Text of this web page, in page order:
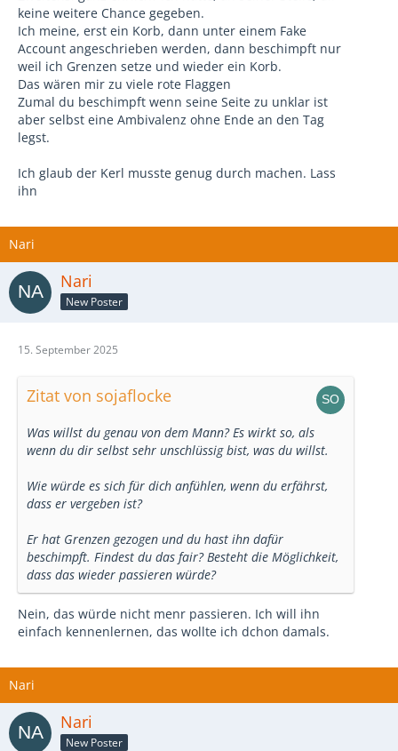
keine weitere Chance gegeben.
Ich meine, erst ein Korb, dann unter einem Fake
Account angeschrieben werden, dann beschimpft nur
weil ich Grenzen setze und wieder ein Korb.
Das wären mir zu viele rote Flaggen
Zumal du beschimpft wenn seine Seite zu unklar ist
aber selbst eine Ambivalenz ohne Ende an den Tag
legst.
Ich glaub der Kerl musste genug durch machen. Lass
ihn
Nari
Nari
New Poster
15. September 2025
Zitat von sojaflocke
Was willst du genau von dem Mann? Es wirkt so, als
wenn du dir selbst sehr unschlüssig bist, was du willst.
Wie würde es sich für dich anfühlen, wenn du erfährst,
dass er vergeben ist?
Er hat Grenzen gezogen und du hast ihn dafür
beschimpft. Findest du das fair? Besteht die Möglichkeit,
dass das wieder passieren würde?
Nein, das würde nicht menr passieren. Ich will ihn
einfach kennenlernen, das wollte ich dchon damals.
Nari
Nari
New Poster